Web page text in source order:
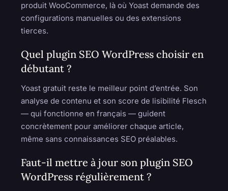
produit WooCommerce, là où Yoast demande des
configurations manuelles ou des extensions
tierces.
Quel plugin SEO WordPress choisir en
débutant ?
Yoast gratuit reste le meilleur point d’entrée. Son
analyse de contenu et son score de lisibilité Flesch
— qui fonctionne en français — guident
concrètement pour améliorer chaque article,
même sans connaissances SEO préalables.
Faut-il mettre à jour son plugin SEO
WordPress régulièrement ?